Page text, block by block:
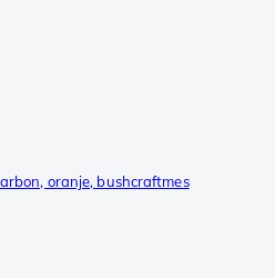
oranje, bushcraftmes